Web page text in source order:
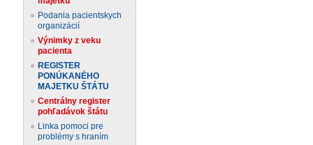
Podania pacientskych
organizácií
Výnimky z veku
pacienta
REGISTER
PONÚKANÉHO
MAJETKU ŠTÁTU
Centrálny register
pohľadávok štátu
Linka pomoci pre
problémy s hraním